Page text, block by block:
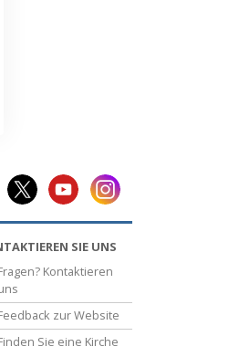
SIE UNS
Kontaktieren
zur Website
Sie eine Kirche